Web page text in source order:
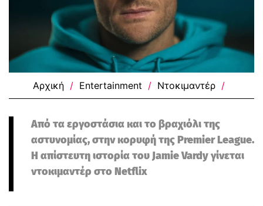
Αρχική / Entertainment / Ντοκιμαντέρ /
Από τα εργοστάσια και το βραχιόλι της
αστυνομίας, στην κορυφή της Premier League.
Η απίστευτη ιστορία του Jamie Vardy γίνεται
ντοκιμαντέρ στο Netflix